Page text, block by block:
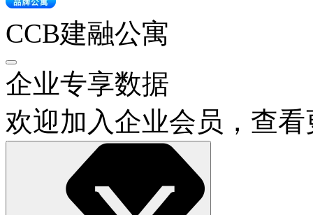
CCB建融公寓
企业专享数据
欢迎加入企业会员，查